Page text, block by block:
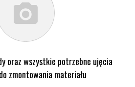
oraz wszystkie potrzebne ujęcia
zmontowania materiału